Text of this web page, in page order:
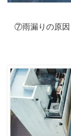
⑦雨漏りの原因